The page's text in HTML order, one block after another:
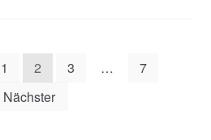
1 2 3 …
7
Nächster